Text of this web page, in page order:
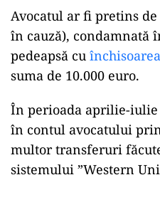
Avocatul ar fi pretins
în cauză), condamnată
pedeapsă cu închisoarea
suma de 10.000 euro.
În perioada aprilie-iulie
în contul avocatului
multor transferuri
sistemului ”Western